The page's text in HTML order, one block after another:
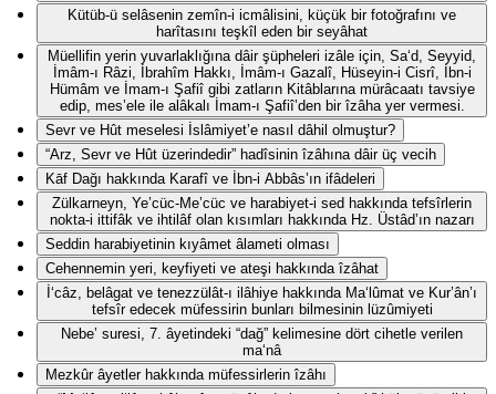
Kütüb-ü selâsenin zemîn-i icmâlisini, küçük bir fotoğrafını ve
harîtasını teşkîl eden bir seyâhat
Müellifin yerin yuvarlaklığına dâir şüpheleri izâle için, Sa‘d, Seyyid,
İmâm-ı Râzi, İbrahîm Hakkı, İmâm-ı Gazalî, Hüseyin-i Cisrî, İbn-i
Hümâm ve İmam-ı Şafiî gibi zatların Kitâblarına mürâcaatı tavsiye
edip, mes’ele ile alâkalı İmam-ı Şafiî’den bir îzâha yer vermesi.
Sevr ve Hût meselesi İslâmiyet’e nasıl dâhil olmuştur?
“Arz, Sevr ve Hût üzerindedir” hadîsinin îzâhına dâir üç vecih
Kāf Dağı hakkında Karafî ve İbn-i Abbâs’ın ifâdeleri
Zülkarneyn, Ye’cüc-Me’cüc ve harabiyet-i sed hakkında tefsîrlerin
nokta-i ittifâk ve ihtilâf olan kısımları hakkında Hz. Üstâd’ın nazarı
Seddin harabiyetinin kıyâmet âlameti olması
Cehennemin yeri, keyfiyeti ve ateşi hakkında îzâhat
İ‘câz, belâgat ve tenezzülât-ı ilâhiye hakkında Ma‘lûmat ve Kur’ân’ı
tefsîr edecek müfessirin bunları bilmesinin lüzûmiyeti
Nebe’ suresi, 7. âyetindeki “dağ” kelimesine dört cihetle verilen
ma‘nâ
Mezkûr âyetler hakkında müfessirlerin îzâhı